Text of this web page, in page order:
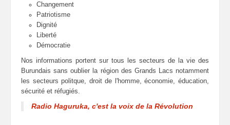
Changement
Patriotisme
Dignité
Liberté
Démocratie
Nos informations portent sur tous les secteurs de la vie des
Burundais sans oublier la région des Grands Lacs notamment
les secteurs politque, droit de l'homme, économie, éducation,
sécurité et réfugiés.
Radio Haguruka, c'est la voix de la Révolution